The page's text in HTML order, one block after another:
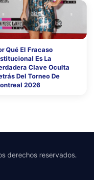
Qué El Fracaso
Es La
Clave Oculta
Del Torneo De
2026
derechos reservados.